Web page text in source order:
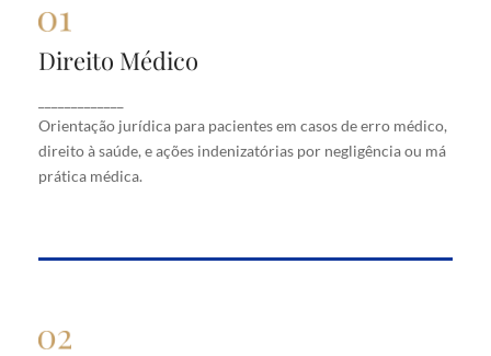
Direito Médico
Orientação jurídica para pacientes em casos de erro médico,
direito à saúde, e ações indenizatórias por negligência ou má
prática médica.
Direito Médico
erro médico, direito à saúde, e ações indenizatórias
por negligência ou má prática médica.